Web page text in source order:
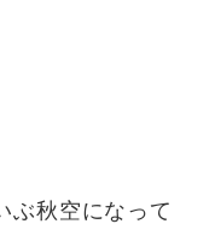
ぶ秋空になって